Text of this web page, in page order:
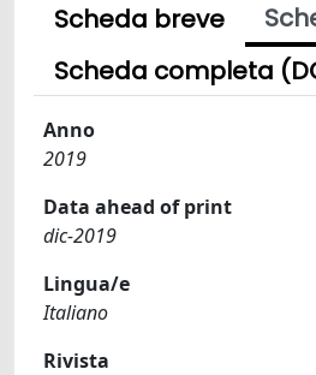
Scheda breve
Scheda completa
Anno
2019
Data ahead of print
dic-2019
Lingua/e
Italiano
Rivista